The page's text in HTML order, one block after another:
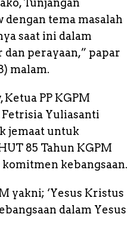
dengan tema masalah
saat ini dalam
perayaan,” papar
malam.
Ketua PP KGPM
Fetrisia Yuliasanti
jemaat untuk
85 Tahun KGPM
kebangsaan.
yakni; ‘Yesus Kristus
dalam Yesus